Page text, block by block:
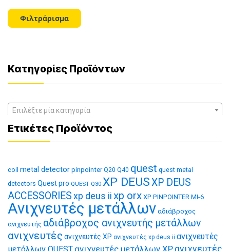
Φιλτράρισμα
Κατηγορίες Προϊόντων
Επιλέξτε μία κατηγορία
Ετικέτες Προϊόντος
coil metal detector pinpointer Q20 Q40 quest quest metal
detectors Quest pro QUEST Q30 XP DEUSXP DEUS
ACCESSORIES xp deus ii xp orx XP PINPOINTER MI-6
Ανιχνευτές μετάλλων αδιάβροχος
ανιχνευτής αδιάβροχος ανιχνευτής μετάλλων
ανιχνευτές ανιχνευτές XP ανιχνευτές xp deus ii ανιχνευτές
μετάλλων QUEST ανιχνευτές μετάλλων XP ανιχνευτές